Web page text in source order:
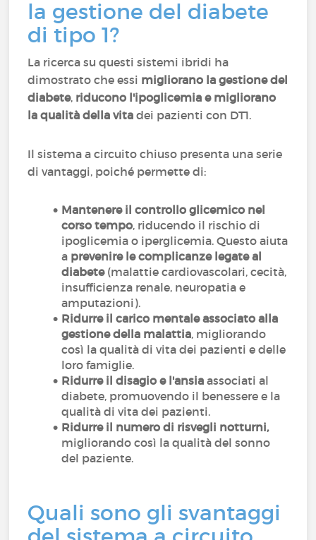
la gestione del diabete
di tipo 1?
La ricerca su questi sistemi ibridi ha
dimostrato che essi migliorano la gestione del
diabete, riducono l'ipoglicemia e migliorano
la qualità della vitadei pazienti con DT1.
Il sistema a circuito chiuso presenta una serie
di vantaggi, poiché permette di:
Mantenere il controllo glicemico nel
corso tempo, riducendo il rischio di
ipoglicemia o iperglicemia. Questo aiuta
a prevenire le complicanze legate al
diabete (malattie cardiovascolari, cecità,
insufficienza renale, neuropatia e
amputazioni).
Ridurre il carico mentale associato alla
gestione della malattia, migliorando
così la qualità di vita dei pazienti e delle
loro famiglie.
Ridurre il disagio e l'ansiaassociati al
diabete, promuovendo il benessere e la
qualità di vita dei pazienti.
Ridurre il numero di risvegli notturni,
migliorando così la qualità del sonno
del paziente.
Quali sono gli svantaggi